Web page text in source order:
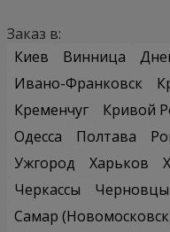
Заказ в:
Киев
Винница
Ивано-Франковск
Кременчуг
Кривой
Одесса
Полтава
Ужгород
Харьков
Черкассы
Черновцы
Самар